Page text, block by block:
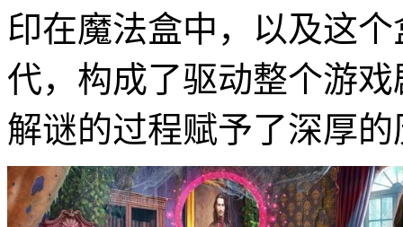
印在魔法盒中，以及这
代，构成了驱动整个游
解谜的过程赋予了深厚